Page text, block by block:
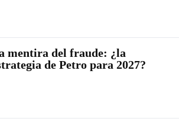
mentira del fraude: ¿la
de Petro para 2027?